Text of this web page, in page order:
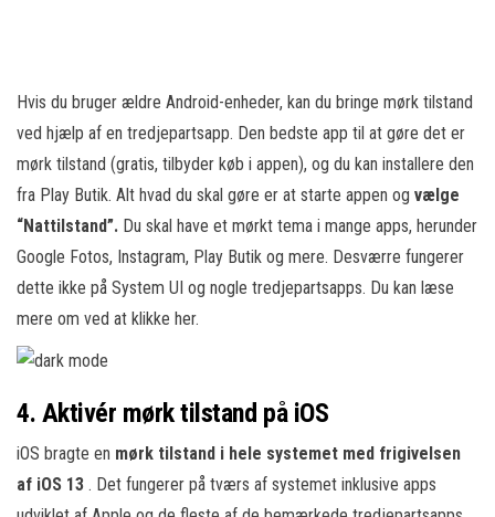
Hvis du bruger ældre Android-enheder, kan du bringe mørk tilstand
ved hjælp af en tredjepartsapp. Den bedste app til at gøre det er
mørk tilstand (gratis, tilbyder køb i appen), og du kan installere den
fra Play Butik. Alt hvad du skal gøre er at starte appen og vælge
“Nattilstand”. Du skal have et mørkt tema i mange apps, herunder
Google Fotos, Instagram, Play Butik og mere. Desværre fungerer
dette ikke på System UI og nogle tredjepartsapps. Du kan læse
mere om ved at klikke her.
4. Aktivér mørk tilstand på iOS
iOS bragte en mørk tilstand i hele systemet med frigivelsen
af iOS 13 . Det fungerer på tværs af systemet inklusive apps